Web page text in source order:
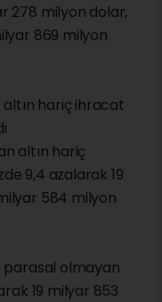
278 milyon dolar,
869 milyon
altın hariç ihracat
altın hariç
9,4 azalarak 19
584 milyon
parasal olmayan
19 milyar 853